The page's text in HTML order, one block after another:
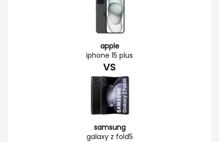
apple
iphone 15 plus
VS
samsung
galaxy z fold5